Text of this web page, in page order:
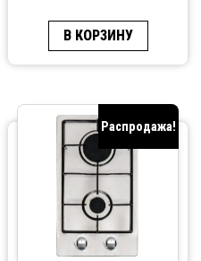
В КОРЗИНУ
Распродажа!